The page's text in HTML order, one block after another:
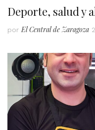
Deporte, salud y
por El Central de Zaragoza